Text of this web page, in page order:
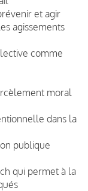
et agir
agissements
comme
moral
dans la
publique
qui permet à la